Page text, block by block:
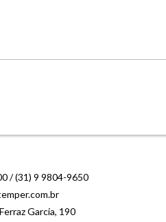
/ (31) 9 9804-9650
Garcia, 190